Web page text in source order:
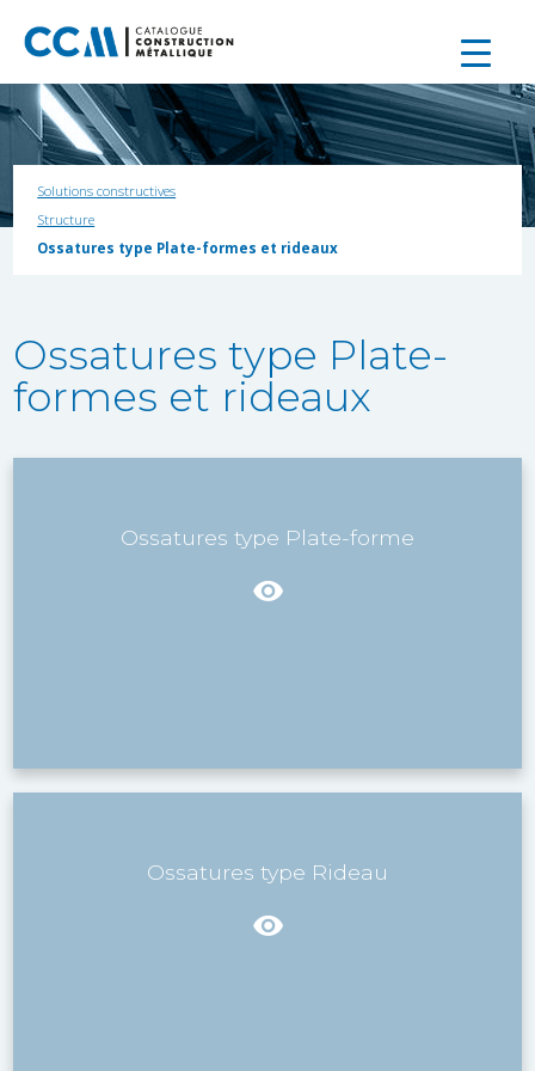
Solutions constructives
Structure
Ossatures type Plate-formes et rideaux
Ossatures type Plate-
formes et rideaux
Ossatures type Plate-forme
Ossatures type Rideau